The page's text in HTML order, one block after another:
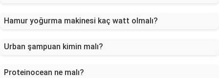
Hamur yoğurma makinesi kaç watt olmalı?
Urban şampuan kimin malı?
Proteinocean ne malı?